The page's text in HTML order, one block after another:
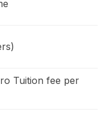
Tuition fee per